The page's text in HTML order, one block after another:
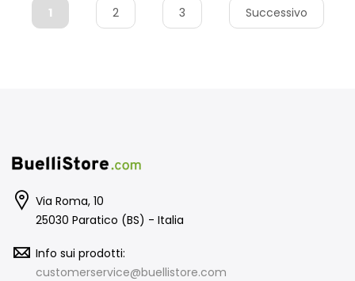
1 2 3 Successivo
Via Roma, 10
25030 Paratico (BS) - Italia
Info sui prodotti:
customerservice@buellistore.com